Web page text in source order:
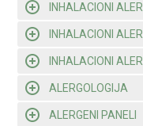
INHALACIONI
INHALACIONI
INHALACIONI
ALERGOLOGIJA
ALERGENI PANELI